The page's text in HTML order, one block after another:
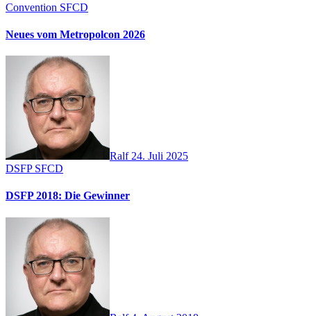
Convention SFCD
Neues vom Metropolcon 2026
Ralf 24. Juli 2025
DSFP SFCD
DSFP 2018: Die Gewinner